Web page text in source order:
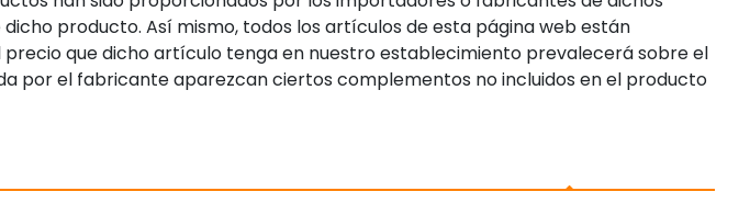
producto. Así mismo, todos los artículos de esta página web están
que dicho artículo tenga en nuestro establecimiento prevalecerá sobre el
por el fabricante aparezcan ciertos complementos no incluidos en el producto